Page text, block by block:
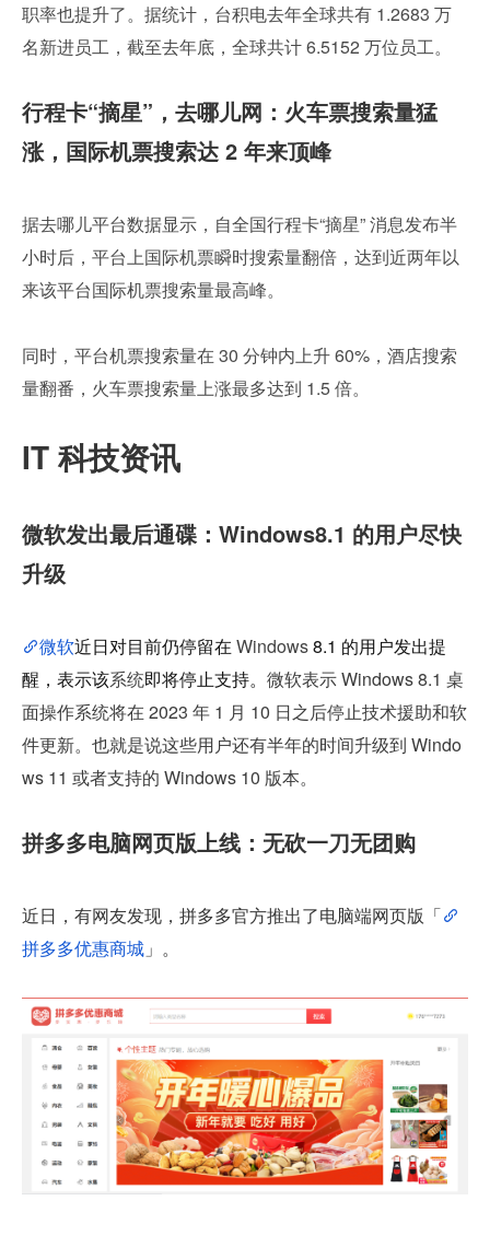
职率也提升了。据统计，台积电去年全球共有 1.2683 万
名新进员工，截至去年底，全球共计 6.5152 万位员工。
行程卡“摘星”，去哪儿网：火车票搜索量猛
涨，国际机票搜索达 2 年来顶峰
据去哪儿平台数据显示，自全国行程卡“摘星” 消息发布半
小时后，平台上国际机票瞬时搜索量翻倍，达到近两年以
来该平台国际机票搜索量最高峰。
同时，平台机票搜索量在 30 分钟内上升 60%，酒店搜索
量翻番，火车票搜索量上涨最多达到 1.5 倍。
IT 科技资讯
微软发出最后通碟：Windows8.1 的用户尽快
升级
微软近日对目前仍停留在 Windows 8.1 的用户发出提
醒，表示该系统即将停止支持。 微软表示 Windows 8.1 桌
面操作系统将在 2023 年 1 月 10 日之后停止技术援助和软
件更新。也就是说这些用户还有半年的时间升级到 Windo
ws 11 或者支持的 Windows 10 版本。
拼多多电脑网页版上线：无砍一刀无团购
近日，有网友发现，拼多多官方推出了电脑端网页版「
拼多多优惠商城 」。